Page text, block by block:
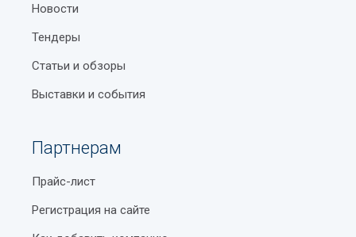
Новости
Тендеры
Статьи и обзоры
Выставки и события
Партнерам
Прайс-лист
Регистрация на сайте